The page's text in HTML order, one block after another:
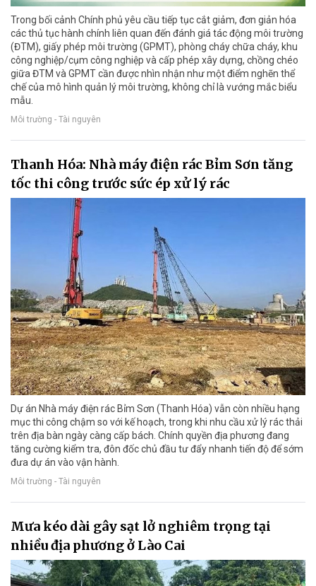
Trong bối cảnh Chính phủ yêu cầu tiếp tục cắt giảm, đơn giản hóa
các thủ tục hành chính liên quan đến đánh giá tác động môi trường
(ĐTM), giấy phép môi trường (GPMT), phòng cháy chữa cháy, khu
công nghiệp/cụm công nghiệp và cấp phép xây dựng, chồng chéo
giữa ĐTM và GPMT cần được nhìn nhận như một điểm nghẽn thể
chế của mô hình quản lý môi trường, không chỉ là vướng mắc biểu
mẫu.
Môi trường - Tài nguyên
Thanh Hóa: Nhà máy điện rác Bỉm Sơn tăng
tốc thi công trước sức ép xử lý rác
Dự án Nhà máy điện rác Bỉm Sơn (Thanh Hóa) vẫn còn nhiều hạng
mục thi công chậm so với kế hoạch, trong khi nhu cầu xử lý rác thải
trên địa bàn ngày càng cấp bách. Chính quyền địa phương đang
tăng cường kiểm tra, đôn đốc chủ đầu tư đẩy nhanh tiến độ để sớm
đưa dự án vào vận hành.
Môi trường - Tài nguyên
Mưa kéo dài gây sạt lở nghiêm trọng tại
nhiều địa phương ở Lào Cai